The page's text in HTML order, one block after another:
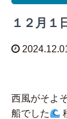
１２月１
西風がそよ
船でした